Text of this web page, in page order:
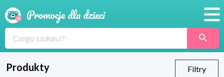
Produkty
Filtry